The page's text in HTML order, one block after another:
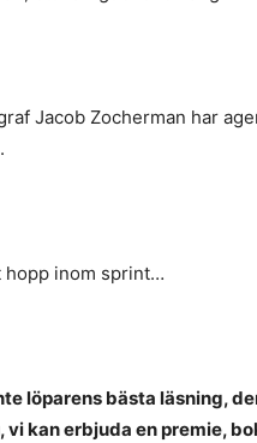
Jacob Zocherman har
hopp inom sprint…
löparens bästa läsning,
kan erbjuda en premie,